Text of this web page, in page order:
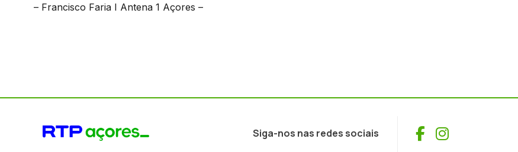
– Francisco Faria I Antena 1 Açores –
Siga-nos nas redes sociais Facebook
Instagram